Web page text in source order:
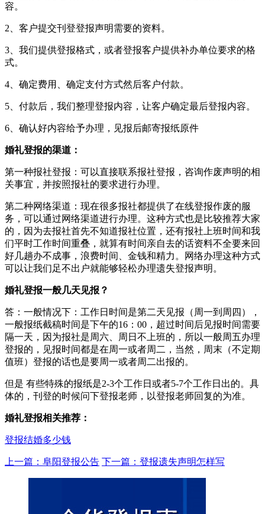
容。
2、客户提交刊登登报声明需要的资料。
3、我们提供登报格式，或者登报客户提供补办单位要求的格
式。
4、确定费用、确定支付方式然后客户付款。
5、付款后，我们整理登报内容，让客户确定最后登报内容。
6、确认好内容给予办理，见报后邮寄报纸原件
婚礼登报的渠道：
第一种报社登报：可以直接联系报社登报，咨询作废声明的相
关事宜，并按照报社的要求进行办理。
第二种网络渠道：现在很多报社都提供了在线登报作废的服
务，可以通过网络渠道进行办理。这种方式也是比较推荐大家
的，因为去报社首先不知道报社位置，还有报社上班时间和我
们平时工作时间重叠，就算有时间亲自去的话资料不全要来回
好几趟办不成事，浪费时间、金钱和精力。网络办理这种方式
可以让我们足不出户就能够轻松办理遗失登报声明。
婚礼登报一般几天见报？
答：一般情况下：工作日时间是第二天见报（周一到周四），
一般报纸截稿时间是下午的16：00，超过时间后见报时间需要
隔一天，因为报社是周六、周日不上班的，所以一般周五办理
登报的，见报时间都是在周一或者周二，当然，周末（不定期
值班）登报的话也是要周一或者周二出报的。
但是 有些特殊的报纸是2-3个工作日或者5-7个工作日出的。具
体的，刊登的时候问下登报老师，以登报老师回复的为准。
婚礼登报相关推荐：
登报结婚多少钱
上一篇：阜阳登报公告 下一篇：登报遗失声明怎样写